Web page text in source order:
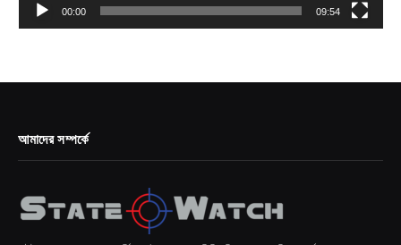
00:00 09:54
আমাদের সম্পর্কে